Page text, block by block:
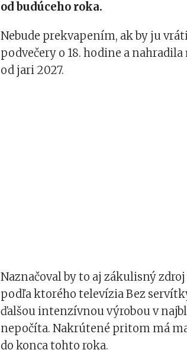
od budúceho roka.
Nebude prekvapením, ak by ju
podvečery o 18. hodine a
od jari 2027.
Naznačoval by to aj zákulisný
podľa ktorého televízia Bez
ďalšou intenzívnou výrobou v
nepočíta. Nakrútené pritom má
do konca tohto roka.